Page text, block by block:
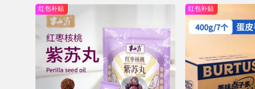
红包补贴 红包补贴